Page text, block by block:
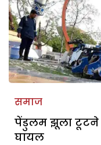
समाज
पेंडुलम झूला टूटने
घायल